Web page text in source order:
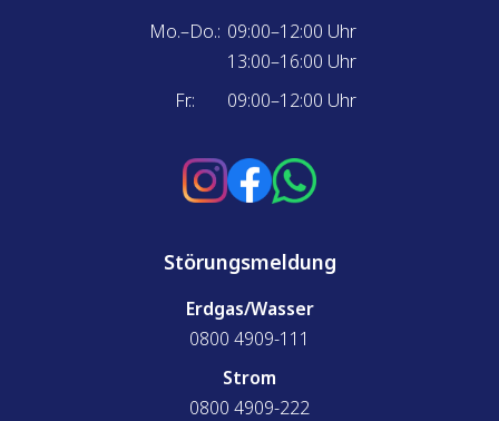
Mo.–Do.: 09:00–12:00 Uhr
13:00–16:00 Uhr
Fr.:
09:00–12:00 Uhr
Störungsmeldung
Erdgas/Wasser
0800 4909-111
Strom
0800 4909-222